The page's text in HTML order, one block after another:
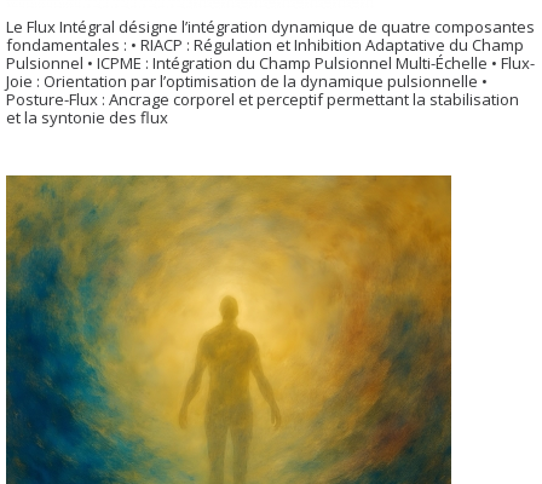
Le Flux Intégral désigne l’intégration dynamique de quatre composantes
fondamentales : • RIACP : Régulation et Inhibition Adaptative du Champ
Pulsionnel • ICPME : Intégration du Champ Pulsionnel Multi-Échelle • Flux-
Joie : Orientation par l’optimisation de la dynamique pulsionnelle •
Posture-Flux : Ancrage corporel et perceptif permettant la stabilisation
et la syntonie des flux